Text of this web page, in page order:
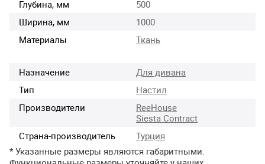
Глубина, мм
500
Ширина, мм
1000
Материалы
Ткань
Назначение
Для дивана
Тип
Настил
Производители
ReeHouse
Siesta Contract
Страна-производитель
Турция
* Указанные размеры являются габаритными.